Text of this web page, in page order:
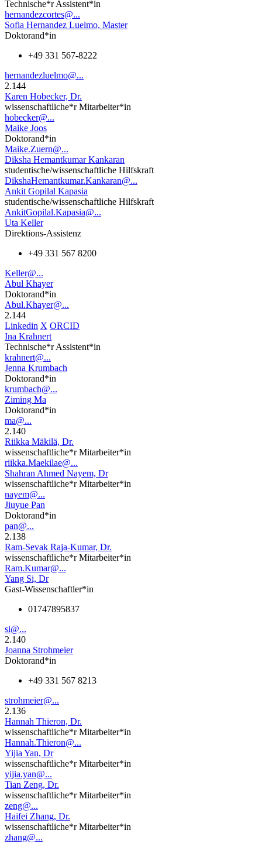
Technische*r Assistent*in
hernandezcortes@...
Sofia Hernandez Luelmo, Master
Doktorand*in
+49 331 567-8222
hernandezluelmo@...
2.144
Karen Hobecker, Dr.
wissenschaftliche*r Mitarbeiter*in
hobecker@...
Maike Joos
Doktorand*in
Maike.Zuern@...
Diksha Hemantkumar Kankaran
studentische/wissenschaftliche Hilfskraft
DikshaHemantkumar.Kankaran@...
Ankit Gopilal Kapasia
studentische/wissenschaftliche Hilfskraft
AnkitGopilal.Kapasia@...
Uta Keller
Direktions-Assistenz
+49 331 567 8200
Keller@...
Abul Khayer
Doktorand*in
Abul.Khayer@...
2.144
Linkedin X ORCID
Ina Krahnert
Technische*r Assistent*in
krahnert@...
Jenna Krumbach
Doktorand*in
krumbach@...
Ziming Ma
Doktorand*in
ma@...
2.140
Riikka Mäkilä, Dr.
wissenschaftliche*r Mitarbeiter*in
riikka.Maekilae@...
Shahran Ahmed Nayem, Dr
wissenschaftliche*r Mitarbeiter*in
nayem@...
Jiuyue Pan
Doktorand*in
pan@...
2.138
Ram-Sevak Raja-Kumar, Dr.
wissenschaftliche*r Mitarbeiter*in
Ram.Kumar@...
Yang Si, Dr
Gast-Wissenschaftler*in
01747895837
si@...
2.140
Joanna Strohmeier
Doktorand*in
+49 331 567 8213
strohmeier@...
2.136
Hannah Thieron, Dr.
wissenschaftliche*r Mitarbeiter*in
Hannah.Thieron@...
Yijia Yan, Dr
wissenschaftliche*r Mitarbeiter*in
yijia.yan@...
Tian Zeng, Dr.
wissenschaftliche*r Mitarbeiter*in
zeng@...
Haifei Zhang, Dr.
wissenschaftliche*r Mitarbeiter*in
zhang@...